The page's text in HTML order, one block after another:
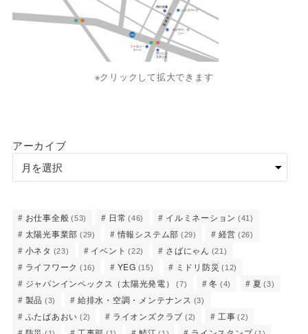
※クリックして拡大できます
アーカイブ
お仕事全般 (53) 日常 (46) イルミネーション (41)
太陽光事業部 (29) 情報システム部 (29) 経営 (26)
小ネタ (23) イベント (22) さばにゃん (21)
ライフワーク (16) YEG (15) ミドリ防災 (12)
ジャパンインペックス（太陽光発電） (7) 冬 (4) 夏 (3)
製品 (3) 給排水・空調・メンテナンス (3)
ふたばあおい (2) ライオンズクラブ (2) 工事 (2)